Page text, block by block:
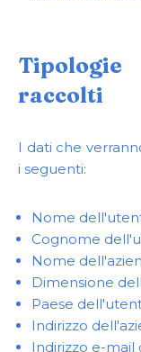
raccolti
I dati che
i seguenti:
Nome
Cognome
Nome
Dimensione
Paese
Indirizzo
Indirizzo e-